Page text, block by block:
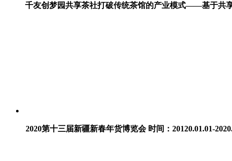
千友创梦园共享茶社打破传统茶馆的产业模式——基于共
2020第十三届新疆新春年货博览会 时间：20120.01.01-